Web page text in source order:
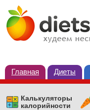
Главная Диеты
Калькуляторы
калорийности